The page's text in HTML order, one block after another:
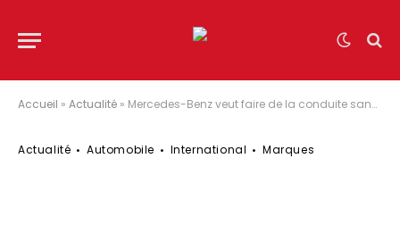
Accueil » Actualité » Mercedes-Benz veut faire de la conduite sans accident une réalité
Actualité Automobile International Marques